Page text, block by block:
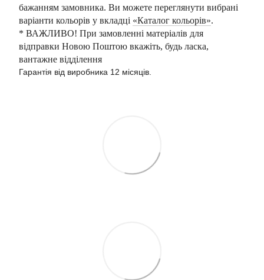
бажанням замовника. Ви можете переглянути вибрані
варіанти кольорів у вкладці «Каталог кольорів».
* ВАЖЛИВО! При замовленні матеріалів для
відправки Новою Поштою вкажіть, будь ласка,
вантажне відділення
Гарантія від виробника 12 місяців.